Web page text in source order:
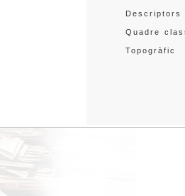
Descriptors
Quadre
Topogràfic